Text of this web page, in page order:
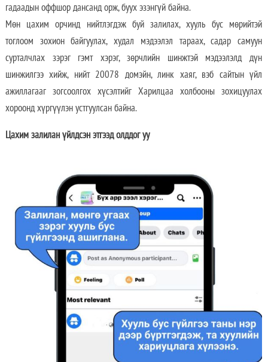
гадаадын оффшор дансанд орж, буух эзэнгүй байна.
Мөн цахим орчинд нийтлэгдэж буй залилах, хууль бус мөрийтэй
тоглоом зохион байгуулах, худал мэдээлэл тараах, садар самуун
сурталчлах зэрэг гэмт хэрэг, зөрчлийн шинжтэй мэдээлэлд дүн
шинжилгээ хийж, нийт 20078 домэйн, линк хаяг, вэб сайтын үйл
ажиллагааг зогсоолгох хүсэлтийг Харилцаа холбооны зохицуулах
хороонд хүргүүлэн устгуулсан байна.
Цахим залилан үйлдсэн этгээд олддог уу